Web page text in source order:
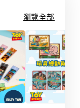
瀏覽全部